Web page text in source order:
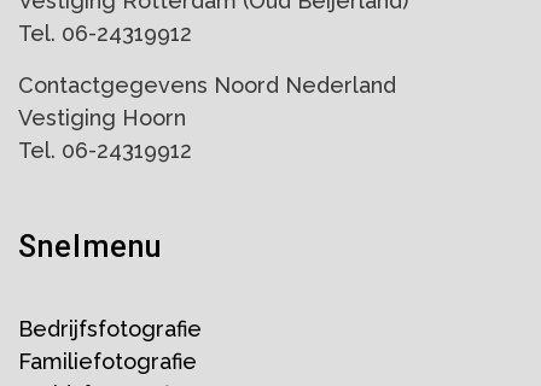
Tel. 06-24319912
Contactgegevens Noord Nederland
Vestiging Hoorn
Tel. 06-24319912
Snelmenu
Bedrijfsfotografie
Familiefotografie